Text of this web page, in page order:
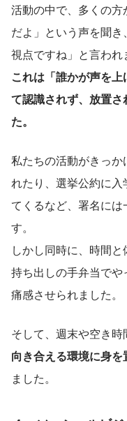
活動の中で、多くの
だよ」という声を聞
視点ですね」と言われ
これは「誰かが声を
て認識されず、放置
た。
私たちの活動がきっか
れたり、選挙公約に
てくるなど、署名に
す。
しかし同時に、時間
持ち出しの手弁当で
痛感させられました。
そして、週末や空き時
向き合える環境に身を
ました。